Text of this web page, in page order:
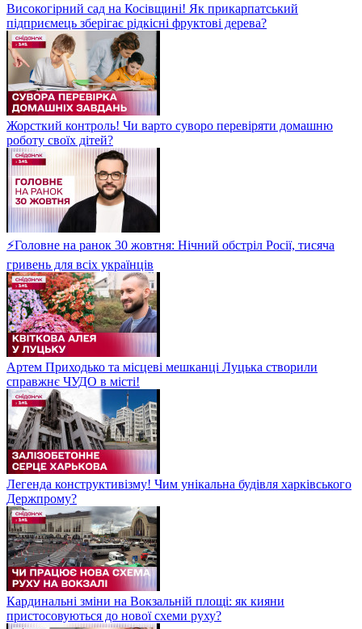
Високогірний сад на Косівщині! Як прикарпатський
підприємець зберігає рідкісні фруктові дерева?
Жорсткий контроль! Чи варто суворо перевіряти домашню
роботу своїх дітей?
⚡Головне на ранок 30 жовтня: Нічний обстріл Росії, тисяча
гривень для всіх українців
Артем Приходько та місцеві мешканці Луцька створили
справжнє ЧУДО в місті!
Легенда конструктивізму! Чим унікальна будівля харківського
Держпрому?
Кардинальні зміни на Вокзальній площі: як кияни
пристосовуються до нової схеми руху?